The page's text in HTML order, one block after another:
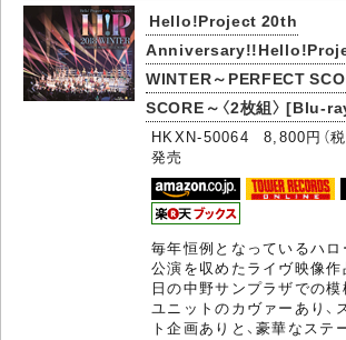
Hello!Project 20th
WINTER～PERFECT
SCORE～〈2枚組〉 [Blu-
HKXN-50064 8,800円（税
発売
毎年恒例となっているハロ
公演を収めたライヴ映像
日の中野サンプラザでの模
ユニットのカヴァーあり、
ト企画ありと、豪華なス